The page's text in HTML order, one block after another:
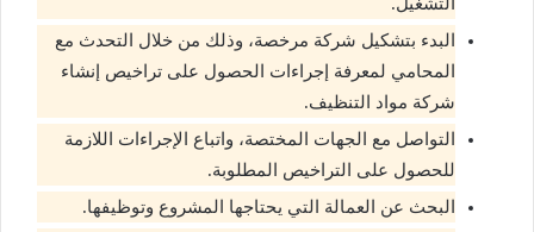
البدء بتشكيل شركة مرخصة، وذلك من خلال التحدث مع
المحامي لمعرفة إجراءات الحصول على تراخيص إنشاء
شركة مواد التنظيف.
التواصل مع الجهات المختصة، واتباع الإجراءات اللازمة
للحصول على التراخيص المطلوبة.
البحث عن العمالة التي يحتاجها المشروع وتوظيفها.